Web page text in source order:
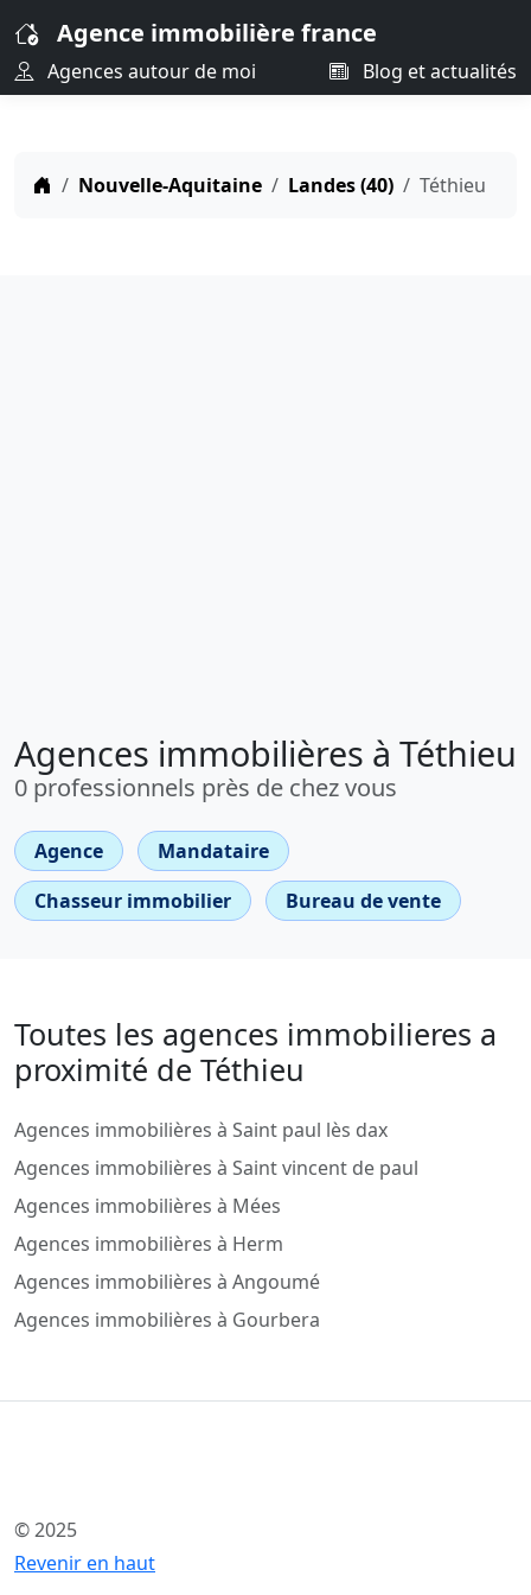
Agence immobilière france
Agences autour de moi Blog et actualités
Nouvelle-Aquitaine Landes (40) Téthieu
Agences immobilières à Téthieu
0 professionnels près de chez vous
Agence
Mandataire
Chasseur immobilier
Bureau de vente
Toutes les agences immobilieres a
proximité de Téthieu
Agences immobilières à Saint paul lès dax
Agences immobilières à Saint vincent de paul
Agences immobilières à Mées
Agences immobilières à Herm
Agences immobilières à Angoumé
Agences immobilières à Gourbera
© 2025
Revenir en haut